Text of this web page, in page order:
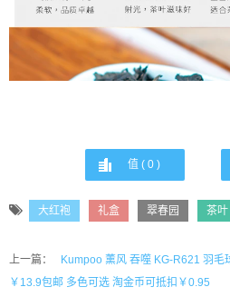
值 ( 0 )
大红袍 礼盒 翠春园 茶叶
上一篇：
Kumpoo 薰风 吞噬 KG-R621 羽
￥13.9包邮 多色可选 淘金币可抵扣￥0.95